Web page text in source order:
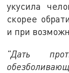
укусила
скорее
и при
"Дать